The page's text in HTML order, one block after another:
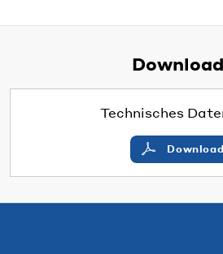
Technisches
Download